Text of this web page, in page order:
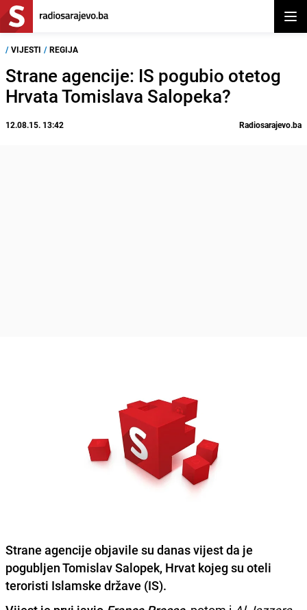
/ VIJESTI / REGIJA
Strane agencije: IS pogubio otetog
Hrvata Tomislava Salopeka?
12.08.15. 13:42 Radiosarajevo.ba
Strane agencije objavile su danas vijest da je
pogubljen Tomislav Salopek, Hrvat kojeg su oteli
teroristi Islamske države (IS).